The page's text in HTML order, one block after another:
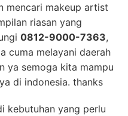
mencari makeup artist
riasan yang
0812-9000-7363,
cuma melayani daerah
ya semoga kita mampu
di indonesia. thanks
kebutuhan yang perlu